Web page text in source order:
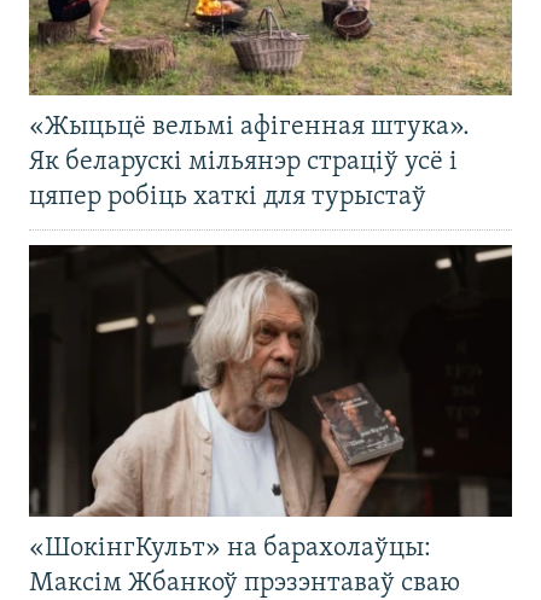
«Жыцьцё вельмі афігенная штука».
Як беларускі мільянэр страціў усё і
цяпер робіць хаткі для турыстаў
«ШокінгКульт» на барахолаўцы:
Максім Жбанкоў прэзэнтаваў сваю